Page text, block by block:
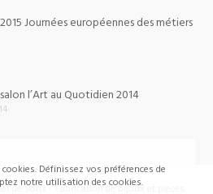
Journées européennes des métiers
l’Art au Quotidien 2014
de Sofix - Fabrication de bijoux et pièces
Définissez vos préférences de
notre utilisation des cookies.